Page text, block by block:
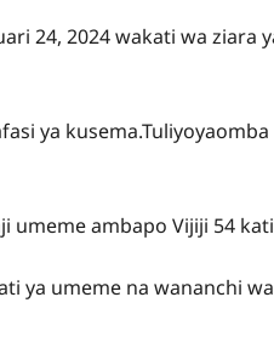
24, 2024 wakati wa ziara
ya
ambapo Vijiji 54
ya umeme na wananchi